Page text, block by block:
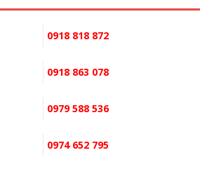
0918 818 872
0918 863 078
0979 588 536
0974 652 795